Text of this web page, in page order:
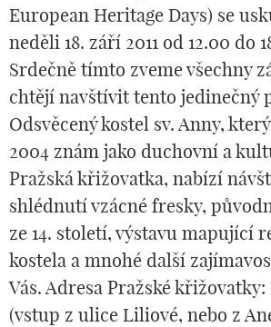
European Heritage Days) se
neděli 18. září 2011 od 12.00 do
Srdečně tímto zveme všechny
chtějí navštívit tento jedinečný
Odsvěcený kostel sv. Anny,
2004 znám jako duchovní a
Pražská křižovatka, nabízí
shlédnutí vzácné fresky,
ze 14. století, výstavu mapující
kostela a mnohé další
Vás. Adresa Pražské
(vstup z ulice Liliové, nebo z